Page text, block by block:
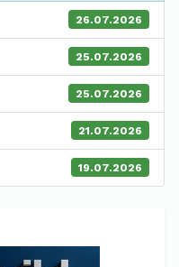
26.07.2026
25.07.2026
25.07.2026
21.07.2026
19.07.2026